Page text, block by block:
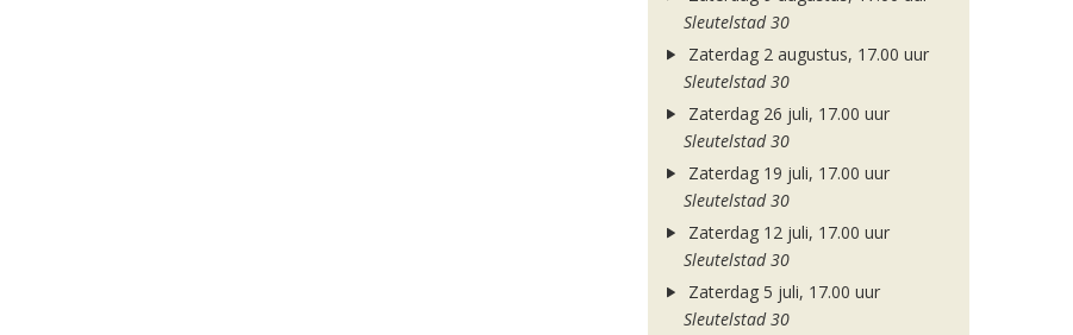
Sleutelstad 30
Zaterdag 2 augustus, 17.00 uur
Sleutelstad 30
Zaterdag 26 juli, 17.00 uur
Sleutelstad 30
Zaterdag 19 juli, 17.00 uur
Sleutelstad 30
Zaterdag 12 juli, 17.00 uur
Sleutelstad 30
Zaterdag 5 juli, 17.00 uur
Sleutelstad 30